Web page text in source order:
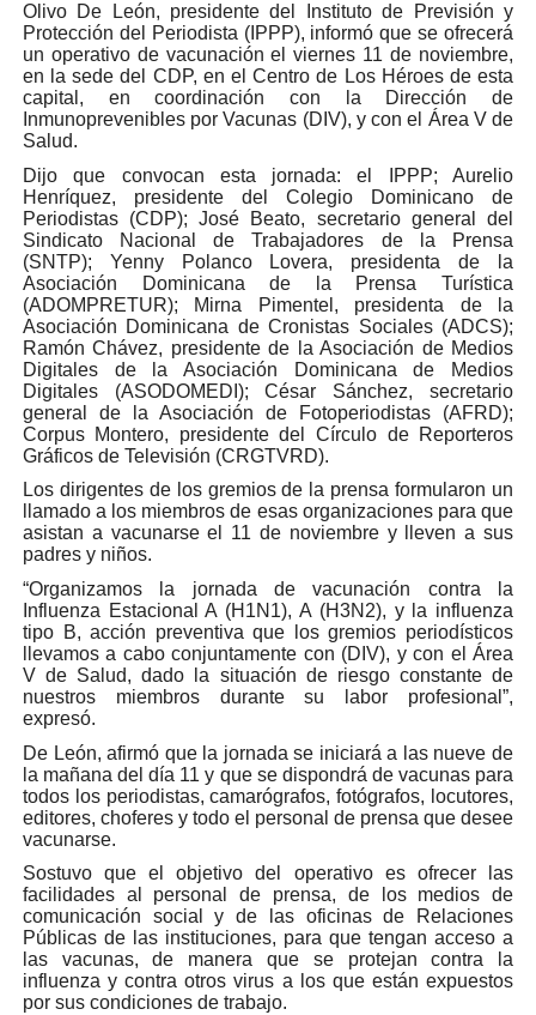
Olivo De León, presidente del Instituto de Previsión y
Protección del Periodista (IPPP), informó que se ofrecerá
un operativo de vacunación el viernes 11 de noviembre,
en la sede del CDP, en el Centro de Los Héroes de esta
capital, en coordinación con la Dirección de
Inmunoprevenibles por Vacunas (DIV), y con el Área V de
Salud.
Dijo que convocan esta jornada: el IPPP; Aurelio
Henríquez, presidente del Colegio Dominicano de
Periodistas (CDP); José Beato, secretario general del
Sindicato Nacional de Trabajadores de la Prensa
(SNTP); Yenny Polanco Lovera, presidenta de la
Asociación Dominicana de la Prensa Turística
(ADOMPRETUR); Mirna Pimentel, presidenta de la
Asociación Dominicana de Cronistas Sociales (ADCS);
Ramón Chávez, presidente de la Asociación de Medios
Digitales de la Asociación Dominicana de Medios
Digitales (ASODOMEDI); César Sánchez, secretario
general de la Asociación de Fotoperiodistas (AFRD);
Corpus Montero, presidente del Círculo de Reporteros
Gráficos de Televisión (CRGTVRD).
Los dirigentes de los gremios de la prensa formularon un
llamado a los miembros de esas organizaciones para que
asistan a vacunarse el 11 de noviembre y lleven a sus
padres y niños.
“Organizamos la jornada de vacunación contra la
Influenza Estacional A (H1N1), A (H3N2), y la influenza
tipo B, acción preventiva que los gremios periodísticos
llevamos a cabo conjuntamente con (DIV), y con el Área
V de Salud, dado la situación de riesgo constante de
nuestros miembros durante su labor profesional”,
expresó.
De León, afirmó que la jornada se iniciará a las nueve de
la mañana del día 11 y que se dispondrá de vacunas para
todos los periodistas, camarógrafos, fotógrafos, locutores,
editores, choferes y todo el personal de prensa que desee
vacunarse.
Sostuvo que el objetivo del operativo es ofrecer las
facilidades al personal de prensa, de los medios de
comunicación social y de las oficinas de Relaciones
Públicas de las instituciones, para que tengan acceso a
las vacunas, de manera que se protejan contra la
influenza y contra otros virus a los que están expuestos
por sus condiciones de trabajo.